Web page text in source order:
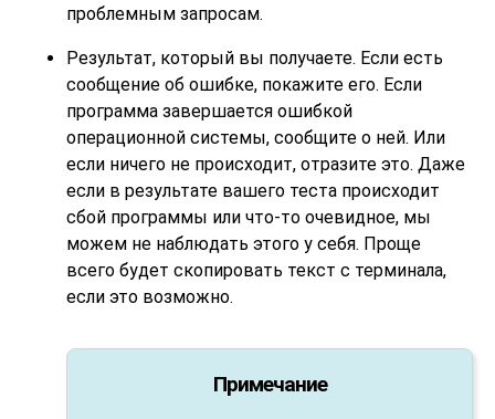
проблемным запросам.
Результат, который вы получаете. Если есть
сообщение об ошибке, покажите его. Если
программа завершается ошибкой
операционной системы, сообщите о ней. Или
если ничего не происходит, отразите это. Даже
если в результате вашего теста происходит
сбой программы или что-то очевидное, мы
можем не наблюдать этого у себя. Проще
всего будет скопировать текст с терминала,
если это возможно.
Примечание